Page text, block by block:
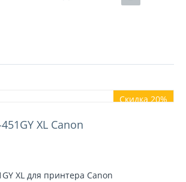
Скидка 20%
XL Canon
XL для принтера Canon